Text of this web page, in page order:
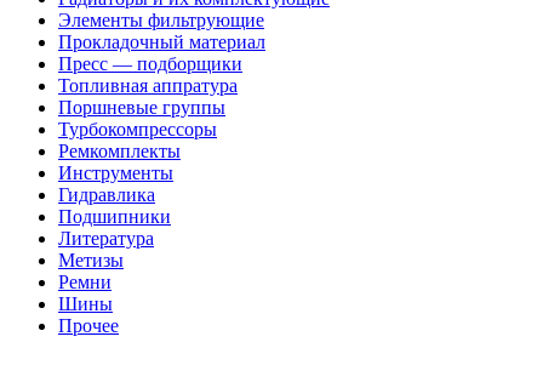
Элементы фильтрующие
Прокладочный материал
Пресс — подборщики
Топливная аппратура
Поршневые группы
Турбокомпрессоры
Ремкомплекты
Инструменты
Гидравлика
Подшипники
Литература
Метизы
Ремни
Шины
Прочее